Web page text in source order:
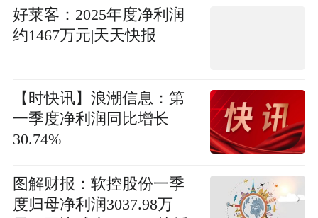
好莱客：2025年度净利润
约1467万元|天天快报
【时快讯】浪潮信息：第
一季度净利润同比增长
30.74%
图解财报：软控股份一季
度归母净利润3037.98万